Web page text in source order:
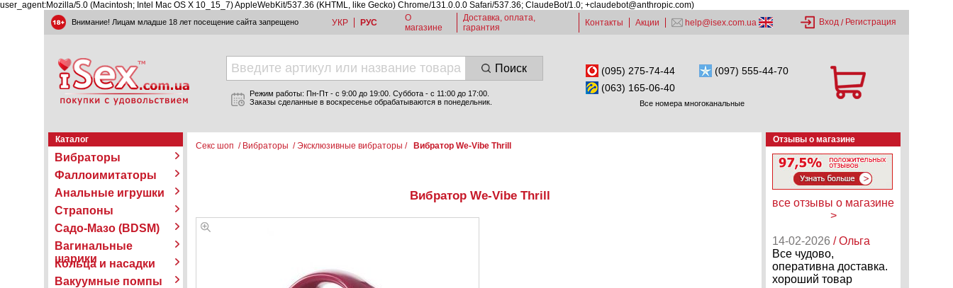
user_agent:Mozilla/5.0 (Macintosh; Intel Mac OS X 10_15_7) AppleWebKit/537.36 (KHTML, like Gecko) Chrome/131.0.0.0 Safari/537.36; ClaudeBot/1.0; +claudebot@anthropic.com)
Внимание! Лицам младше 18 лет посещение сайта запрещено УКР РУС
О
магазине
Доставка, оплата,
гарантия
Контакты Акции help@isex.com.ua Вход / Регистрация
Поиск
Режим работы: Пн-Пт - c 9:00 до 19:00. Суббота - с 11:00 до 17:00.
Заказы сделанные в воскресенье обрабатываются в понедельник.
(095) 275-74-44
(097) 555-44-70
(063) 165-06-40
Все номера многоканальные
Каталог
Вибраторы
Фаллоимитаторы
Анальные игрушки
Страпоны
Садо-Мазо (BDSM)
Вагинальные
шарики
Кольца и насадки
Вакуумные помпы
Секс шоп / Вибраторы /Эксклюзивные вибраторы / Вибратор We-Vibe Thrill
Вибратор We-Vibe Thrill
Отзывы о магазине
все отзывы о магазине
>
14-02-2026 / Ольга
Все чудово,
оперативна доставка.
хороший товар